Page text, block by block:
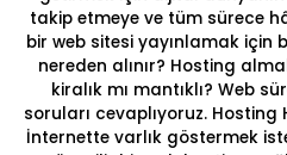
takip etmeye ve tüm sürece
bir web sitesi yayınlamak için
nereden alınır? Hosting
kiralık mı mantıklı? Web
soruları cevaplıyoruz. Hosting
İnternette varlık göstermek